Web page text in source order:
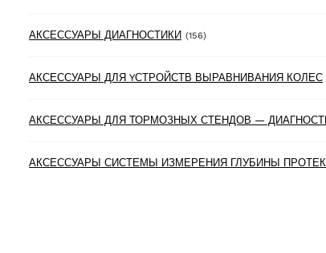
АКСЕССУАРЫ ДИАГНОСТИКИ (156)156 products
АКСЕССУАРЫ ДЛЯ YСТРОЙСТВ ВЫРАВНИВАНИЯ КОЛЕС